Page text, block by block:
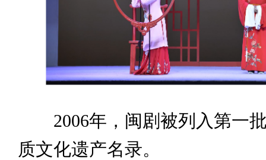
2006年，闽剧被列入第一
质文化遗产名录。